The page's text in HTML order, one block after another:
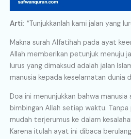
Arti: “Tunjukkanlah kami jalan yang
Makna surah Alfatihah pada ayat
Allah memberikan petunjuk menuju
lurus yang dimaksud adalah jalan
manusia kepada keselamatan dunia
Doa ini menunjukkan bahwa
bimbingan Allah setiap waktu.
mudah terjerumus ke dalam
Karena itulah ayat ini dibaca